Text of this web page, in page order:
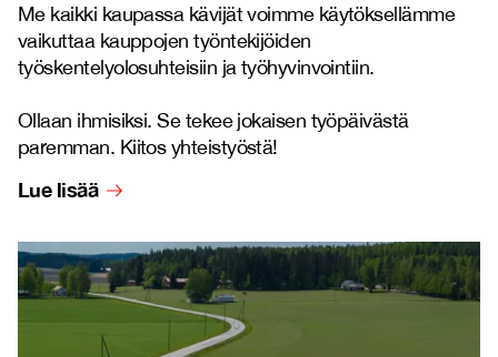
Me kaikki kaupassa kävijät voimme käytöksellämme
vaikuttaa kauppojen työntekijöiden
työskentelyolosuhteisiin ja työhyvinvointiin.
Ollaan ihmisiksi. Se tekee jokaisen työpäivästä
paremman. Kiitos yhteistyöstä!
Lue lisää